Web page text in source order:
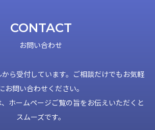
CONTACT
お問い合わせ
ら受付しています。ご相談だけでもお気軽
お問い合わせください。
ホームページご覧の旨をお伝えいただくと
スムーズです。